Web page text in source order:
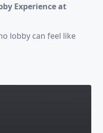
Experience at
lobby can feel like